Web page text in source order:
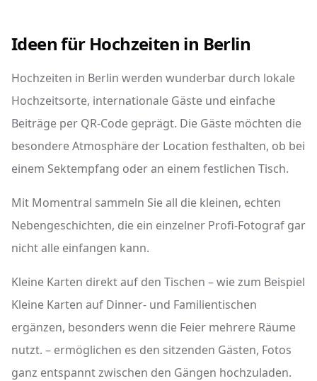
Ideen für Hochzeiten in Berlin
Hochzeiten in Berlin werden wunderbar durch lokale
Hochzeitsorte, internationale Gäste und einfache
Beiträge per QR-Code geprägt. Die Gäste möchten die
besondere Atmosphäre der Location festhalten, ob bei
einem Sektempfang oder an einem festlichen Tisch.
Mit Momentral sammeln Sie all die kleinen, echten
Nebengeschichten, die ein einzelner Profi-Fotograf gar
nicht alle einfangen kann.
Kleine Karten direkt auf den Tischen – wie zum Beispiel
Kleine Karten auf Dinner- und Familientischen
ergänzen, besonders wenn die Feier mehrere Räume
nutzt. – ermöglichen es den sitzenden Gästen, Fotos
ganz entspannt zwischen den Gängen hochzuladen.